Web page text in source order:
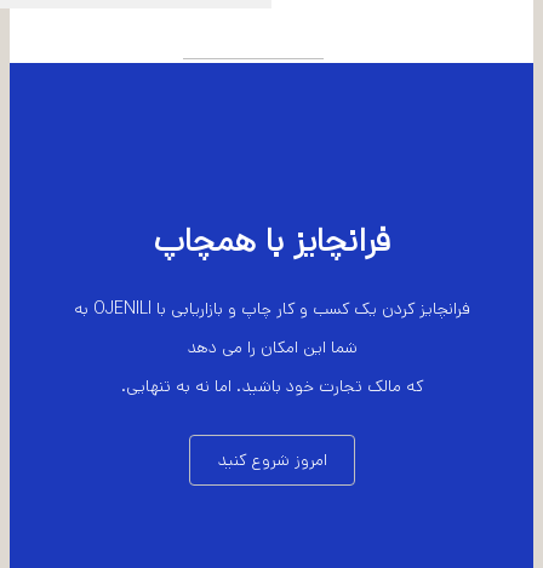
فرانچایز با همچاپ
فرانچایز کردن یک کسب و کار چاپ و بازاریابی با OJENILI به
شما این امکان را می دهد
که مالک تجارت خود باشید. اما نه به تنهایی.
امروز شروع کنید